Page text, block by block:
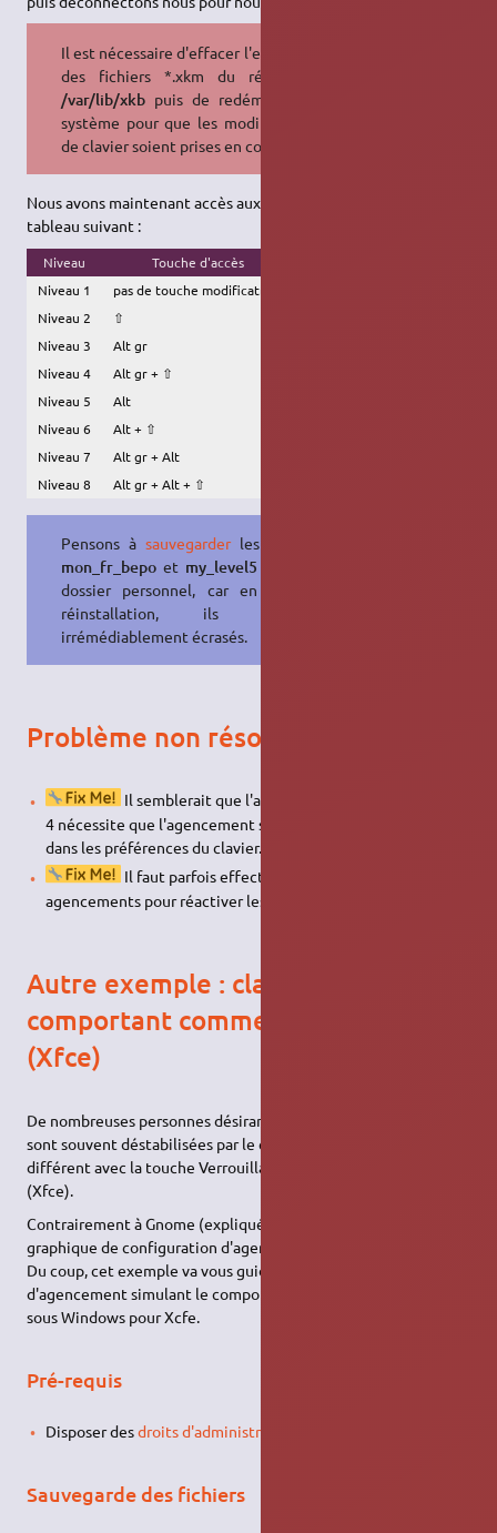
Il est nécessaire d'effacer l'ensemble
des fichiers *.xkm du répertoire
/var/lib/xkbpuis de redémarrer le
système pour que les modifications
de clavier soient prises en compte.
Nous avons maintenant accès aux niveaux des touches selon le
tableau suivant :
Niveau
Touche d'accès
Niveau 1
pas de touche modificatrice
Niveau 2
⇧
Niveau 3
Alt gr
Niveau 4
Alt gr + ⇧
Niveau 5
Alt
Niveau 6
Alt + ⇧
Niveau 7
Alt gr + Alt
Niveau 8
Alt gr + Alt + ⇧
Pensons à sauvegarderles fichiers
mon_fr_bepoet my_level5
dossier personnel, car en cas de
réinstallation, ils seraient
irrémédiablement écrasés.
Problème non résolus
Il semblerait que l'accès aux niveaux supérieurs à
4 nécessite que l'agencement soit placé en tête de liste
dans les préférences du clavier.
Il faut parfois effectuer une commutation des
agencements pour réactiver les niveaux supérieurs à 4.
Autre exemple : clavier se
comportant comme sous Windows
(Xfce)
De nombreuses personnes désirant passer de Windows à Linux
sont souvent déstabilisées par le clavier (comportement
différent avec la touche Verrouillage majuscule) sous Xubuntu
(Xfce).
Contrairement à Gnome (expliqué
graphique de configuration d'agencement de clavier sous Xfce.
Du coup, cet exemple va vous guider pour créer une variante
d'agencement simulant le comportement d'un clavier comme
sous Windows pour Xcfe.
Pré-requis
Disposer desdroits d'administration
Sauvegarde des fichiers